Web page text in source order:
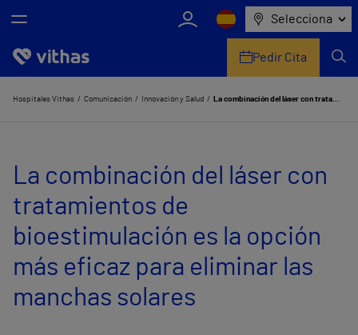
Selecciona
Nosotros
Servicios de salud
Equipo médico y asistencial
Comunicación
Pedir Cita
Hospitales Vithas Comunicación Innovación y Salud La combinación del láser con tratamientos de bioestimulación es la opción más eficaz para eliminar las manchas solares
La combinación del láser con
tratamientos de
bioestimulación es la opción
más eficaz para eliminar las
manchas solares